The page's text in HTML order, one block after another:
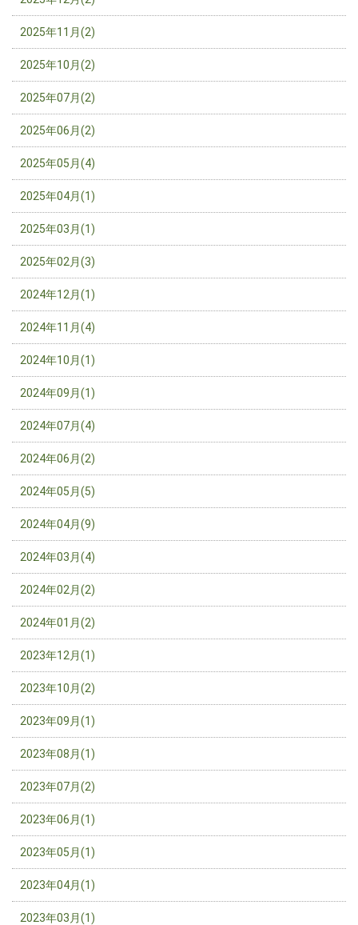
2025年11月(2)
2025年10月(2)
2025年07月(2)
2025年06月(2)
2025年05月(4)
2025年04月(1)
2025年03月(1)
2025年02月(3)
2024年12月(1)
2024年11月(4)
2024年10月(1)
2024年09月(1)
2024年07月(4)
2024年06月(2)
2024年05月(5)
2024年04月(9)
2024年03月(4)
2024年02月(2)
2024年01月(2)
2023年12月(1)
2023年10月(2)
2023年09月(1)
2023年08月(1)
2023年07月(2)
2023年06月(1)
2023年05月(1)
2023年04月(1)
2023年03月(1)